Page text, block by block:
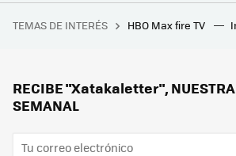
TEMAS DE INTERÉS HBO Max fire TV
RECIBE "Xatakaletter", NUESTRA
SEMANAL